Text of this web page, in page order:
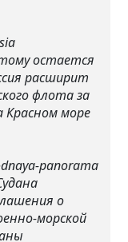
остается
расширит
флота за
Красном море
panorama
о
морской